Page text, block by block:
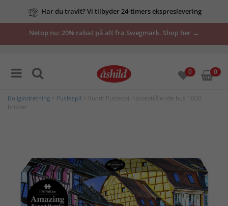
Har du travlt? Vi tilbyder 24-timers ekspreslevering
Netop nu: 20% rabat på alt fra Swegmark. Shop her →
0 0
Boligindretning Puslespil > Rundt Puslespil Farvestrålende hus 1000
brikker